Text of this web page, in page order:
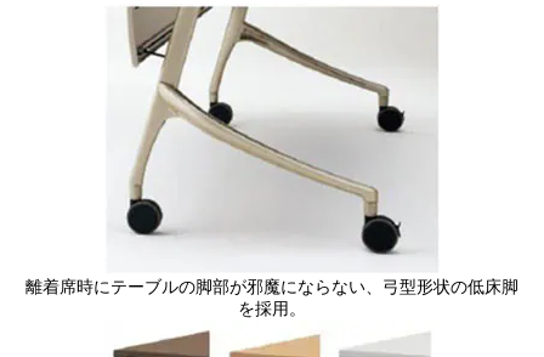
離着席時にテーブルの脚部が邪魔にならない、弓型形状の低床脚
を採用。